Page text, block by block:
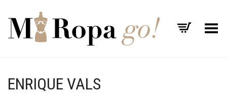
Menú
ENRIQUE VALS